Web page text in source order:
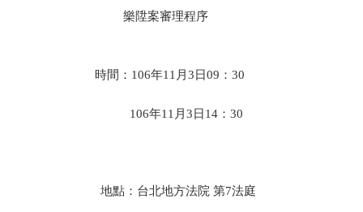
樂陞案審理程序
時間： 106年11月3日09：30
106年11月3日14：30
地點：台北地方法院 第7法庭